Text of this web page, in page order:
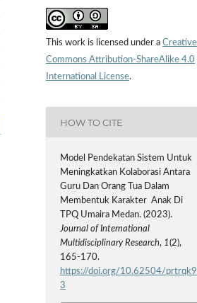
This work is licensed under a Creative
Commons Attribution-ShareAlike 4.0
International License.
HOW TO CITE
Model Pendekatan Sistem Untuk
Meningkatkan Kolaborasi Antara
Guru Dan Orang Tua Dalam
Membentuk Karakter Anak Di
TPQ Umaira Medan. (2023).
Journal of International
Multidisciplinary Research, 1(2),
165-170.
https://doi.org/10.62504/prtrqk9
3